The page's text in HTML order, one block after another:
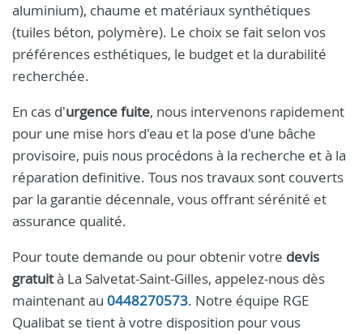
aluminium), chaume et matériaux synthétiques
(tuiles béton, polymère). Le choix se fait selon vos
préférences esthétiques, le budget et la durabilité
recherchée.
En cas d'urgence fuite, nous intervenons rapidement
pour une mise hors d'eau et la pose d'une bâche
provisoire, puis nous procédons à la recherche et à la
réparation definitive. Tous nos travaux sont couverts
par la garantie décennale, vous offrant sérénité et
assurance qualité.
Pour toute demande ou pour obtenir votre devis
gratuità La Salvetat-Saint-Gilles, appelez-nous dès
maintenant au 0448270573. Notre équipe RGE
Qualibat se tient à votre disposition pour vous